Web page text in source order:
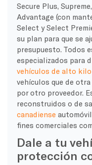
Secure Plus,
Advantage (con
Select y Select
su plan para que se
presupuesto. Todos
especializados para
vehículos de alto
vehículos que de
por otro proveedor.
reconstruidos o de
canadiense
fines comerciales
Dale a tu
protección